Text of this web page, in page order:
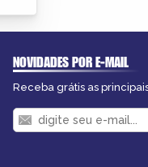
NOVIDADES POR E-MAIL
Receba grátis as